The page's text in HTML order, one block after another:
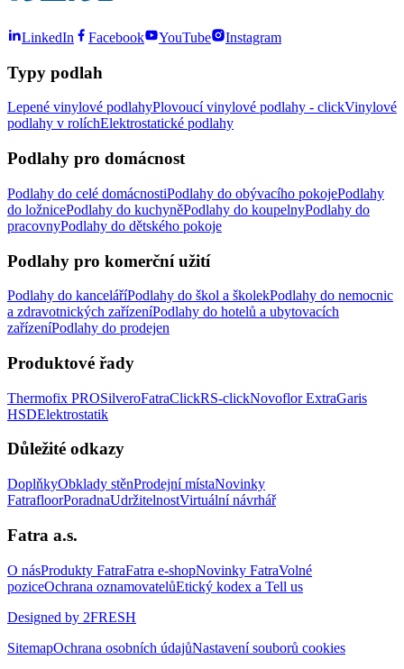
LinkedIn Facebook YouTube Instagram
Typy podlah
Lepené vinylové podlahyPlovoucí vinylové podlahy - clickVinylové
podlahy v rolíchElektrostatické podlahy
Podlahy pro domácnost
Podlahy do celé domácnostiPodlahy do obývacího pokojePodlahy
do ložnicePodlahy do kuchyněPodlahy do koupelnyPodlahy do
pracovnyPodlahy do dětského pokoje
Podlahy pro komerční užití
Podlahy do kanceláříPodlahy do škol a školekPodlahy do nemocnic
a zdravotnických zařízeníPodlahy do hotelů a ubytovacích
zařízeníPodlahy do prodejen
Produktové řady
Thermofix PROSilveroFatraClickRS-clickNovoflor ExtraGaris
HSDElektrostatik
Důležité odkazy
DoplňkyObklady stěnProdejní místaNovinky
FatrafloorPoradnaUdržitelnostVirtuální návrhář
Fatra a.s.
O násProdukty FatraFatra e-shopNovinky FatraVolné
poziceOchrana oznamovatelůEtický kodex a Tell us
Designed by 2FRESH
SitemapOchrana osobních údajůNastavení souborů cookies